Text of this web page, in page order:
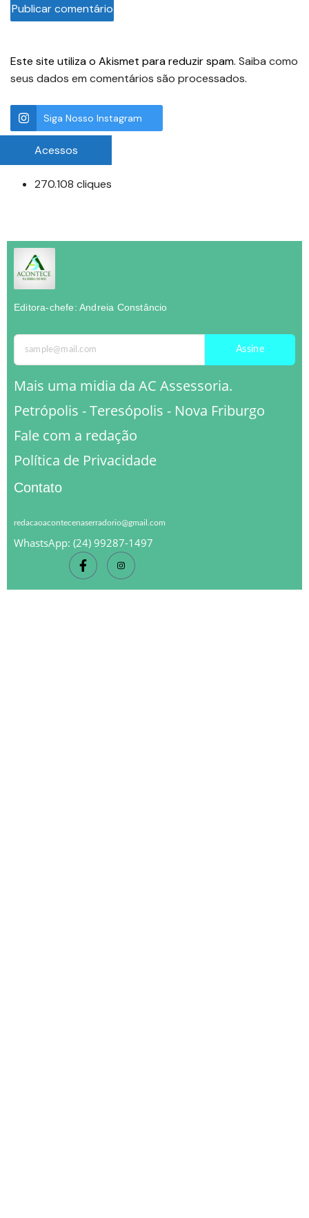
Este site utiliza o Akismet para reduzir spam. Saiba como
seus dados em comentários são processados.
Siga Nosso Instagram
Acessos
270.108 cliques
Editora-chefe: Andreia Constâncio
Assine
Mais uma midia da AC Assessoria.
Petrópolis - Teresópolis - Nova Friburgo
Fale com a redação
Política de Privacidade
Contato
redacaoacontecenaserradorio@gmail.com
WhastsApp: (24) 99287-1497